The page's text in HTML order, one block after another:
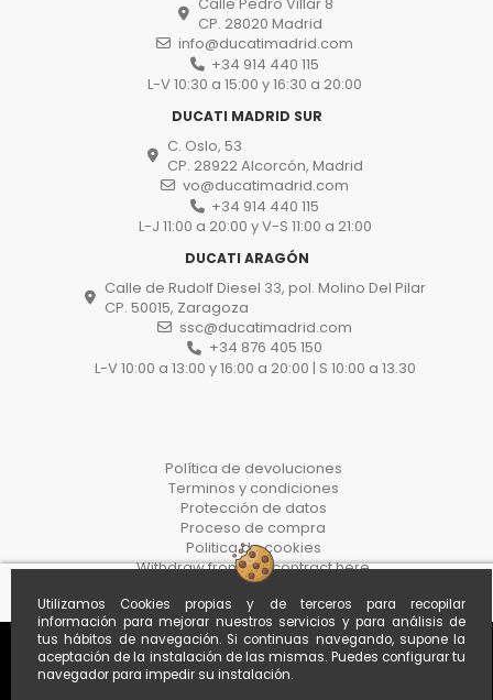
Utilizamos Cookies propias y de terceros para recopilar
información para mejorar nuestros servicios y para análisis de
tus hábitos de navegación. Si continuas navegando, supone la
aceptación de la instalación de las mismas. Puedes configurar tu
navegador para impedir su instalación.
CP. 28020 Madrid
info@ducatimadrid.com
+34 914 440 115
L-V 10:30 a 15:00 y 16:30 a 20:00
DUCATI MADRID SUR
C. Oslo, 53
CP. 28922 Alcorcón, Madrid
vo@ducatimadrid.com
+34 914 440 115
L-J 11:00 a 20:00 y V-S 11:00 a 21:00
DUCATI ARAGÓN
Calle de Rudolf Diesel 33, pol. Molino Del Pilar
CP. 50015, Zaragoza
ssc@ducatimadrid.com
+34 876 405 150
L-V 10:00 a 13:00 y 16:00 a 20:00 | S 10:00 a 13.30
Política de devoluciones
Terminos y condiciones
Protección de datos
Proceso de compra
Politica de cookies
Withdraw from the contract here